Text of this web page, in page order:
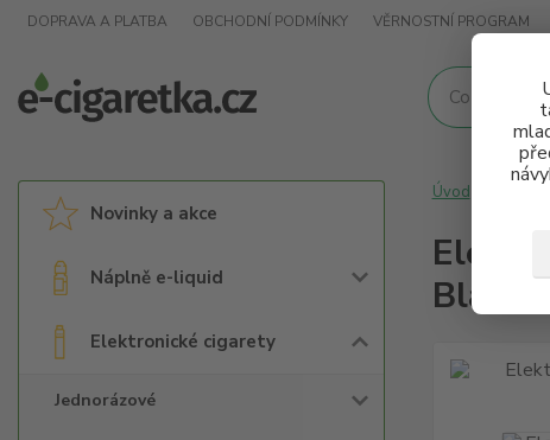
DOPRAVA A PLATBA OBCHODNÍ PODMÍNKY VĚRNOSTNÍ PROGRAM
Novinky a akce
Náplně e-liquid
Elektronické cigarety
Jednorázové
Úvod
Black